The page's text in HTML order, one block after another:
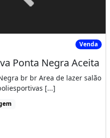
Ponta Negra Venda
Ponta Negra Aceita
br br Area de lazer salão
[...]